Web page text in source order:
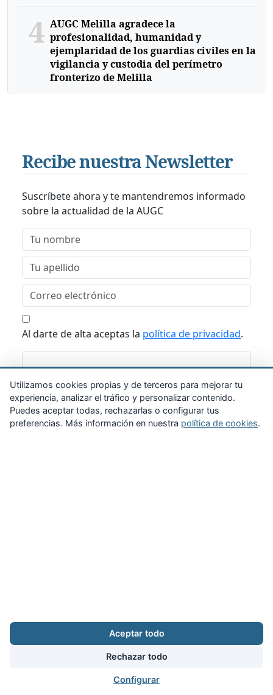
4 AUGC Melilla agradece la
profesionalidad, humanidad y
ejemplaridad de los guardias civiles en la
vigilancia y custodia del perímetro
fronterizo de Melilla
Recibe nuestra Newsletter
Suscríbete ahora y te mantendremos informado
sobre la actualidad de la AUGC
Al darte de alta aceptas la política de privacidad.
Suscribirme
Aviso legal · Cookies · Configurar cookies · Privacidad · Contacto
Calle Puerto Rico, 29 local C · 28016 Madrid
augc@augc.org
91 362 45 86
Facebook
Utilizamos cookies propias y de terceros para mejorar tu
experiencia, analizar el tráfico y personalizar contenido.
Puedes aceptar todas, rechazarlas o configurar tus
preferencias. Más información en nuestra política de cookies.
Aceptar todo
Rechazar todo
Configurar